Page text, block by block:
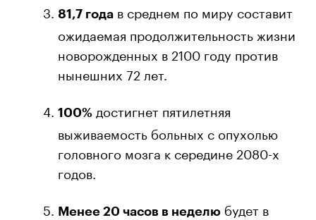
81,7 года в среднем по миру составит
ожидаемая продолжительность жизни
новорожденных в 2100 году против
нынешних 72 лет.
100% достигнет пятилетняя
выживаемость больных с опухолью
головного мозга к середине 2080-х
годов.
Менее 20 часов в неделю будет в